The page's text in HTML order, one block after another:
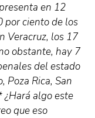
en 12
por ciento de los
Veracruz, los 17
obstante, hay 7
del estado
Poza Rica, San
algo este
que eso